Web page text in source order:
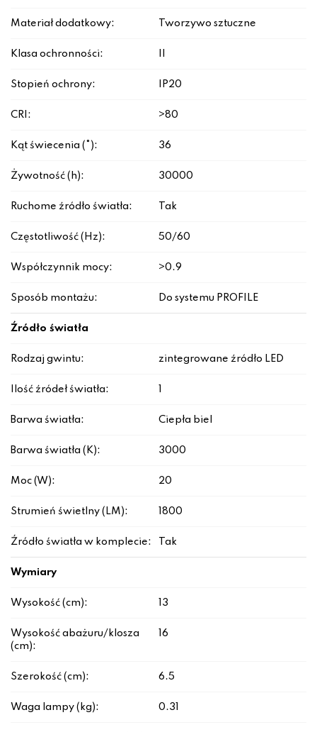
Materiał dodatkowy: Tworzywo sztuczne
Klasa ochronności:
Stopień ochrony: IP20
CRI: >80
Kąt świecenia (°): 36
Żywotność (h): 30000
Ruchome źródło światła: Tak
Częstotliwość (Hz): 50/60
Współczynnik mocy: >0.9
Sposób montażu: Do systemu PROFILE
Źródło światła
Rodzaj gwintu: zintegrowane źródło LED
Ilość źródeł światła:
Barwa światła: Ciepła biel
Barwa światła (K): 3000
Moc (W): 20
Strumień świetlny (LM): 1800
Źródło światła w komplecie: Tak
Wymiary
Wysokość (cm): 13
Wysokość abażuru/klosza
(cm):
16
Szerokość (cm): 6.5
Waga lampy (kg): 0.31